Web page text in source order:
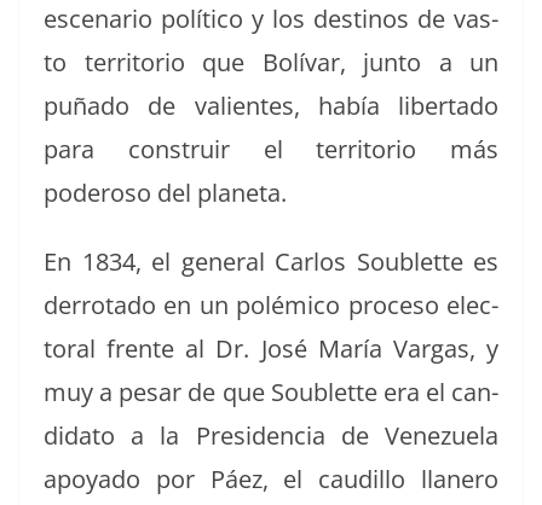
esce­nario políti­co y los des­ti­nos de vas­
to ter­ri­to­rio que Bolí­var, jun­to a un
puña­do de valientes, había lib­er­ta­do
para con­stru­ir el ter­ri­to­rio más
poderoso del planeta.
En 1834, el gen­er­al Car­los Sou­blette es
der­ro­ta­do en un polémi­co pro­ce­so elec­
toral frente al Dr. José María Var­gas, y
muy a pesar de que Sou­blette era el can­
dida­to a la Pres­i­den­cia de Venezuela
apoy­a­do por Páez, el caudil­lo llanero